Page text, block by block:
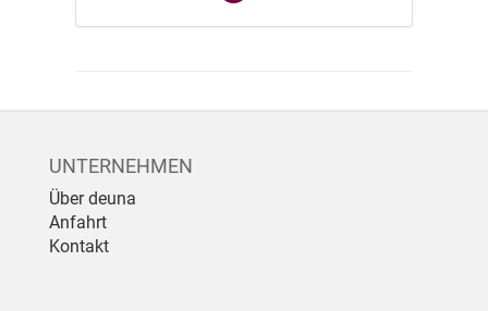
UNTERNEHMEN
Über deuna
Anfahrt
Kontakt